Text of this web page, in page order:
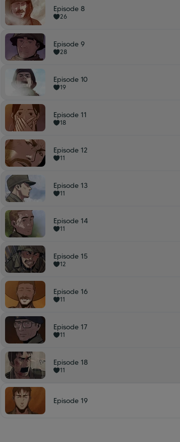
Episode 8
26
Episode 9
28
Episode 10
19
Episode 11
18
Episode 12
11
Episode 13
11
Episode 14
11
Episode 15
12
Episode 16
11
Episode 17
11
Episode 18
11
Episode 19